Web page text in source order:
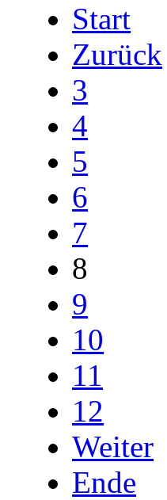
Start
Zurück
3
4
5
6
7
8
9
10
11
12
Weiter
Ende